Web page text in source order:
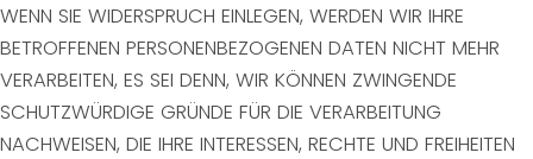
WENN SIE WIDERSPRUCH EINLEGEN, WERDEN WIR IHRE
BETROFFENEN PERSONENBEZOGENEN DATEN NICHT MEHR
VERARBEITEN, ES SEI DENN, WIR KÖNNEN ZWINGENDE
SCHUTZWÜRDIGE GRÜNDE FÜR DIE VERARBEITUNG
NACHWEISEN, DIE IHRE INTERESSEN, RECHTE UND FREIHEITEN